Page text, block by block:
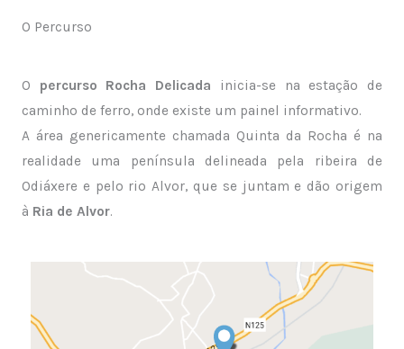
O Percurso
O percurso Rocha Delicada inicia-se na estação de
caminho de ferro, onde existe um painel informativo.
A área genericamente chamada Quinta da Rocha é na
realidade uma península delineada pela ribeira de
Odiáxere e pelo rio Alvor, que se juntam e dão origem
à Ria de Alvor.